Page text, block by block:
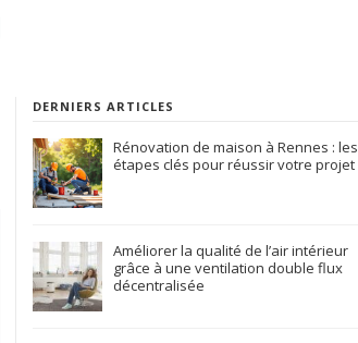
DERNIERS ARTICLES
Rénovation de maison à Rennes : les
étapes clés pour réussir votre projet
Améliorer la qualité de l’air intérieur
grâce à une ventilation double flux
décentralisée